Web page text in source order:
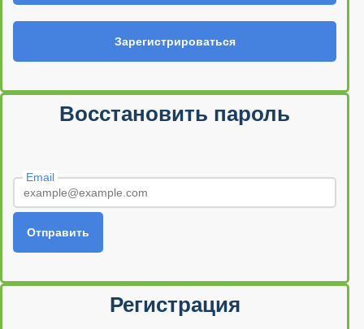
Зарегистрироваться
Восстановить пароль
Email
Отправить
Регистрация